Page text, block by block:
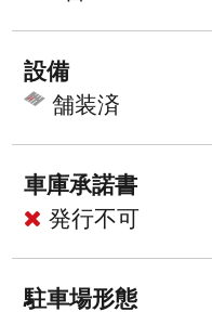
設備
舗装済
車庫承諾書
発行不可
駐車場形態